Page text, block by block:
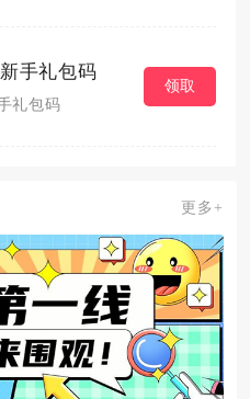
手礼包码
礼包码
领取
更多+